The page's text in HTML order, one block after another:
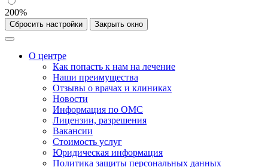
200%
Сбросить настройки Закрыть окно
О центре
Как попасть к нам на лечение
Наши преимущества
Отзывы о врачах и клиниках
Новости
Информация по ОМС
Лицензии, разрешения
Вакансии
Стоимость услуг
Юридическая информация
Политика защиты персональных данных